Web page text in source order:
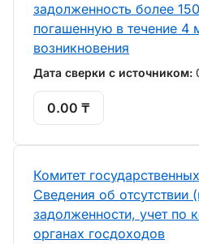
задолженность более
погашенную в течение 4
возникновения
Дата сверки с источником:
0.00 ₸
Комитет
Сведения об отсутствии
задолженности, учет по
органах госдоходов